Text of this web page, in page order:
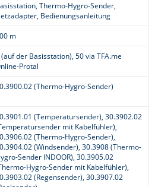
Thermo-Hygro-Sender,
Bedienungsanleitung
m
der Basisstation), 50 via TFA.me
Protal
(Thermo-Hygro-Sender)
(Temperatursender), 30.3902.02
mit Kabelfühler),
(Thermo-Hygro-Sender),
(Windsender), 30.3908 (Thermo-
Sender INDOOR), 30.3905.02
Hygro-Sender mit Kabelfühler),
(Regensender), 30.3907.02